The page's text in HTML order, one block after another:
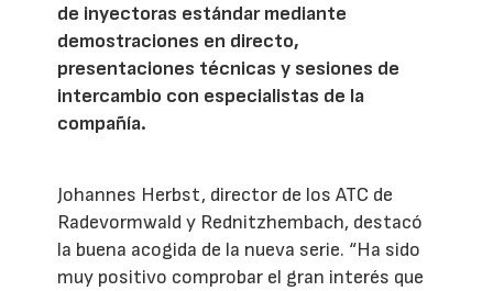
de inyectoras estándar mediante
demostraciones en directo,
presentaciones técnicas y sesiones de
intercambio con especialistas de la
compañía.
Johannes Herbst, director de los ATC de
Radevormwald y Rednitzhembach, destacó
la buena acogida de la nueva serie. “Ha sido
muy positivo comprobar el gran interés que